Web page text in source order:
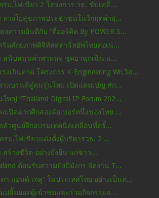
รม.ไฟเขียว 2 โครงการ วธ. ขับเคลื่...
ห่วงใยสุขภาพประชาชนในวิกฤตค่าฝุ...
ดงความยินดีกับ “ตี๋ออร์คิด By POWER S...
ริมศักยภาพดิจิทัลสตาร์ทอัพไทยต่อเน...
สนับสนุนค่าพาหนะ ชุดยาฉุกเฉิน แ...
งเกินคาด โครงการ K-Engineering WiLวิศ...
าแบรนด์สู่คนรุ่นใหม่ เปิดแคมเปญ #ก...
หญ่ “Thailand Digital IP Forum 202...
เปิดฉากศึกสองล้อเบอร์หนึ่งของไทย ...
ตัวศูนย์ฝึกอบรมเทคนิคเคลื่อนที่ครั้...
รม.ไฟเขียวแต่งตั้งผู้บริหารวธ. 2 ...
สร้างชีวิต อย่างยั่งยืน แก่ชาว...
ต้อนรับความปังปีมังกร จัดงาน T...
า แอนด์ เจคู” ในประเทศไทย อย่างเป็นท...
มปลื้มยอดผู้เข้าชมและร่วมกิจกรรมง...